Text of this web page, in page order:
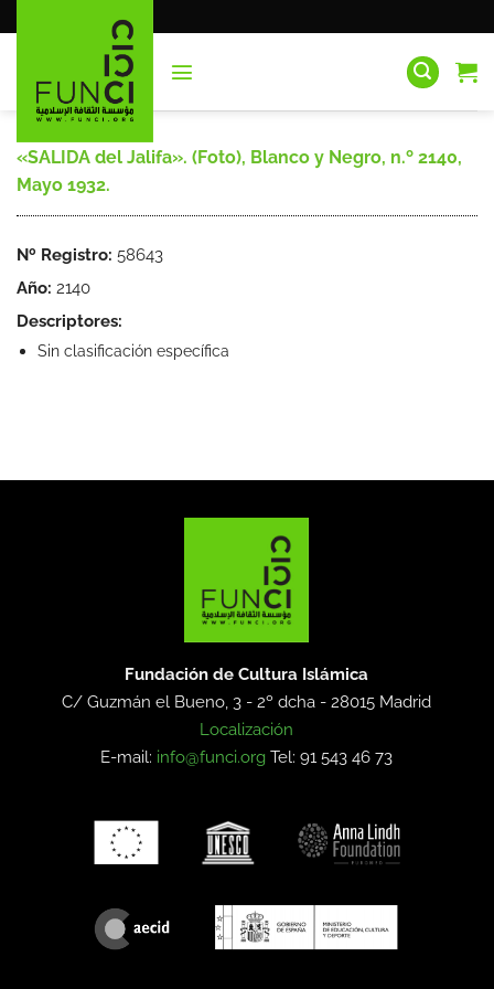
al
«SALIDA del Jalifa». (Foto), Blanco y Negro, n.º 2140,
Mayo 1932.
Nº Registro: 58643
Año: 2140
Descriptores:
Sin clasificación específica
Fundación de Cultura Islámica
C/ Guzmán el Bueno, 3 - 2º dcha -28015 Madrid
Localización
E-mail: info@funci.org Tel: 91 543 46 73